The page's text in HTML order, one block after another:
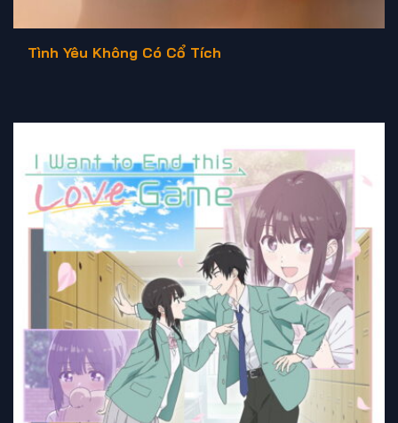
Tình Yêu Không Có Cổ Tích